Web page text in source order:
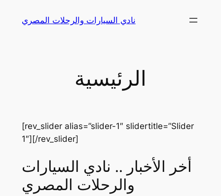
نادي السيارات والرحلات المصري
الرئيسية
[rev_slider alias=”slider-1″ slidertitle=”Slider
1″][/rev_slider]
أخر الأخبار .. نادي السيارات
والرحلات المصري